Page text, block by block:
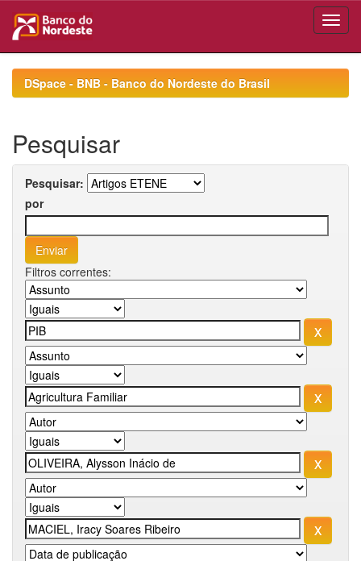
navigationDSpace - BNB - Banco do Nordeste do Brasil
Pesquisar
Pesquisar:
por
Filtros correntes: